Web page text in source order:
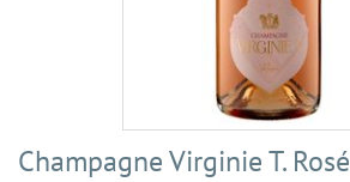
Champagne Virginie T. Rosé